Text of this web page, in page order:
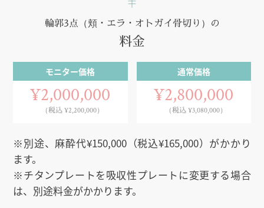
輪郭3点（頬・エラ・オトガイ骨切り）の
料金
モニター価格
¥2,000,000
（税込 ¥2,200,000）
通常価格
¥2,800,000
（税込 ¥3,080,000）
※別途、麻酔代¥150,000（税込¥165,000）がかかり
ます。
※チタンプレートを吸収性プレートに変更する場合
は、別途料金がかかります。